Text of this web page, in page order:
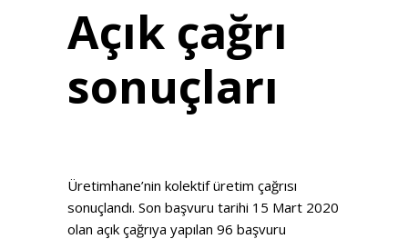
Açık çağrı
sonuçları
Üretimhane’nin kolektif üretim çağrısı
sonuçlandı. Son başvuru tarihi 15 Mart 2020
olan açık çağrıya yapılan 96 başvuru